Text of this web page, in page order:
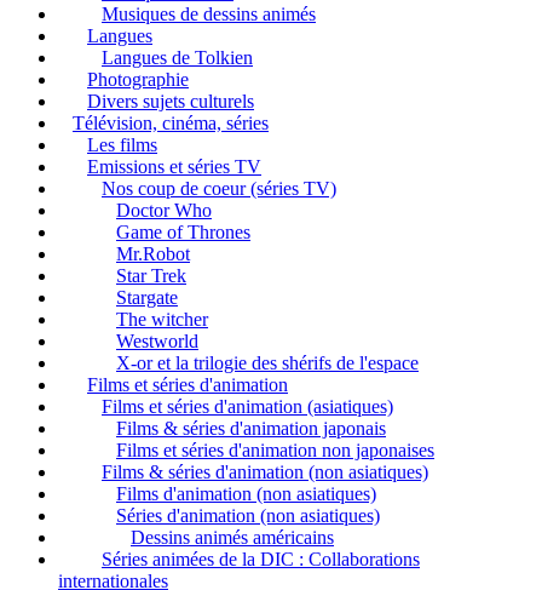
Musiques de dessins animés
Langues
Langues de Tolkien
Photographie
Divers sujets culturels
Télévision, cinéma, séries
Les films
Emissions et séries TV
Nos coup de coeur (séries TV)
Doctor Who
Game of Thrones
Mr.Robot
Star Trek
Stargate
The witcher
Westworld
X-or et la trilogie des shérifs de l'espace
Films et séries d'animation
Films et séries d'animation (asiatiques)
Films & séries d'animation japonais
Films et séries d'animation non japonaises
Films & séries d'animation (non asiatiques)
Films d'animation (non asiatiques)
Séries d'animation (non asiatiques)
Dessins animés américains
Séries animées de la DIC : Collaborations
internationales